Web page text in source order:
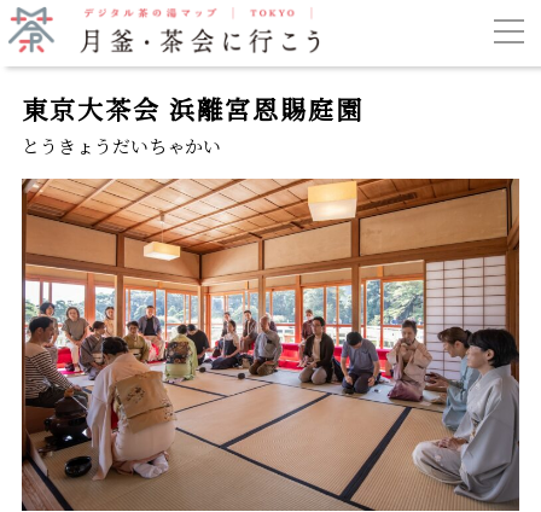
東京大茶会 浜離宮恩賜庭園
とうきょうだいちゃかい